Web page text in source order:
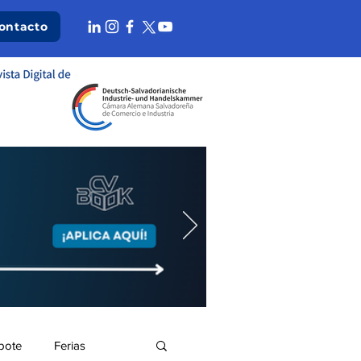
Ferias